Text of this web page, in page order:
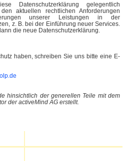
Datenschutzerklärung gelegentlich
aktuellen rechtlichen Anforderungen
unserer Leistungen in der
z. B. bei der Einführung neuer Services.
die neue Datenschutzerklärung.
haben, schreiben Sie uns bitte eine E-
hinsichtlich der generellen Teile mit dem
der activeMind AG erstellt.